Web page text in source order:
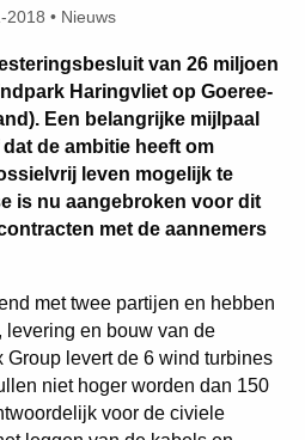
2018 • Nieuws
van 26 miljoen
Haringvliet op Goeree-
Een belangrijke mijlpaal
de ambitie heeft om
leven mogelijk te
is nu aangebroken voor dit
met de aannemers
met twee partijen en hebben
levering en bouw van de
levert de 6 wind turbines
niet hoger worden dan 150
voor de civiele